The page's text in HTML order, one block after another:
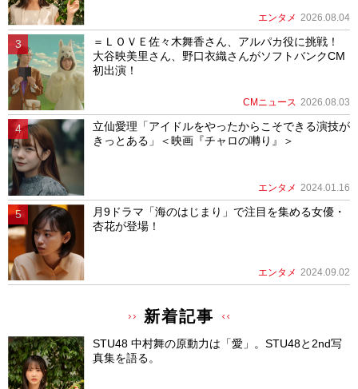
エンタメ 2026.08.04
＝ＬＯＶＥ佐々木舞香さん、アルパカ役に挑戦！
大谷映美里さん、野口衣織さんがソフトバンクCM
初出演！
CMニュース 2026.08.03
立仙愛理「アイドルをやったからこそできる演技が
きっとある」＜映画『チャロの囀り』＞
エンタメ 2024.01.16
月9ドラマ「海のはじまり」で注目を集める女優・
杏花が登場！
エンタメ 2024.09.02
新着記事
STU48 中村舞の原動力は「愛」。STU48と2nd写
真集を語る。